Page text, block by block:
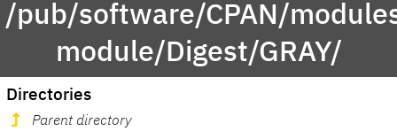
/pub/software/CPAN/
module/Digest/GRAY/
Directories
Parent directory